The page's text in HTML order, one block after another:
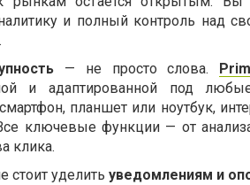
и полный контроль над
— не просто слова.
и адаптированной под
планшет или ноутбук,
ключевые функции — от
клика.
стоит уделить уведомлениям и